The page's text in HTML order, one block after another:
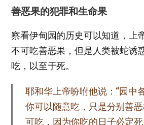
善恶果的犯罪和生命果
察看伊甸园的历史可以知道，上
不可吃善恶果，但是人类被蛇诱
吃，以至于死。
耶和华上帝吩咐他说：“园中
你可以随意吃，只是分别善
可吃，因为你吃的日子必定死